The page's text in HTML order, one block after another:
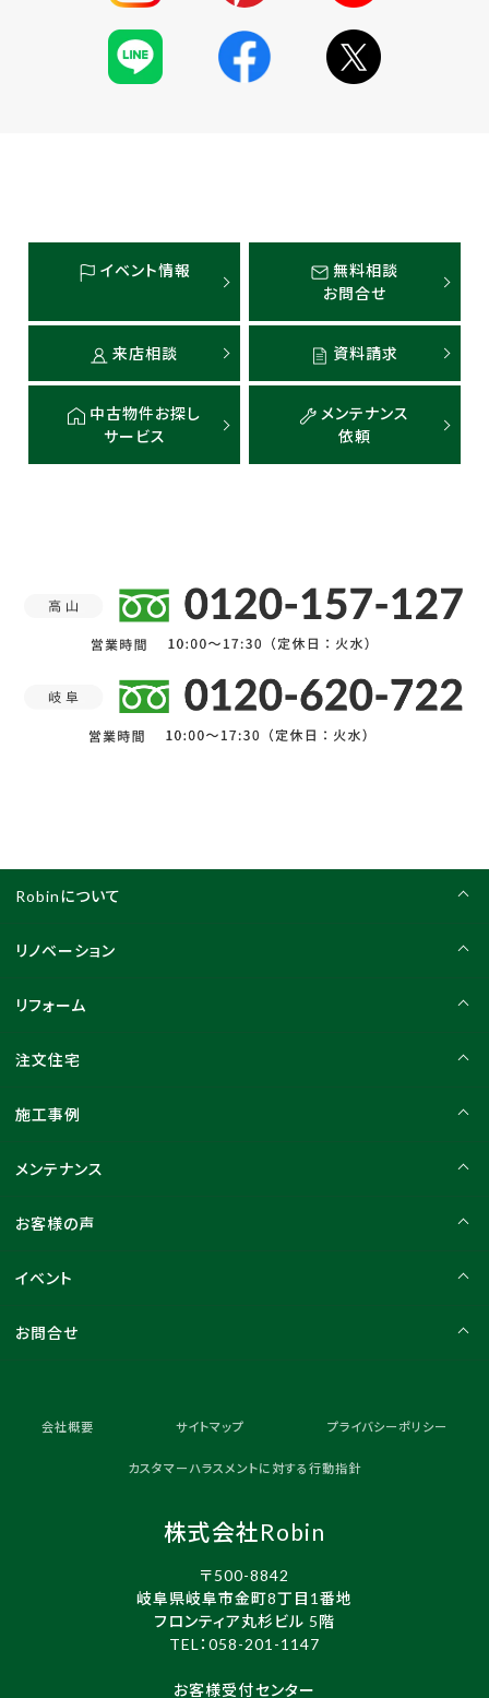
イベント情報
無料相談
お問合せ
来店相談 資料請求
中古物件お探し
サービス
メンテナンス
依頼
Robinについて
リノベーション
リフォーム
注文住宅
施工事例
メンテナンス
お客様の声
イベント
お問合せ
会社概要 サイトマップ プライバシーポリシー
カスタマーハラスメントに対する行動指針
株式会社Robin
〒500-8842
岐阜県岐阜市金町8丁目1番地
フロンティア丸杉ビル 5階
TEL： 058-201-1147
お客様受付センター